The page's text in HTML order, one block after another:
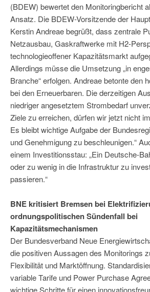
(BDEW) bewertet den Monitoringbericht
Ansatz. Die BDEW-Vorsitzende der
Kerstin Andreae begrüßt, dass zentrale
Netzausbau, Gaskraftwerke mit H2-
technologieoffener Kapazitätsmarkt
Allerdings müsse die Umsetzung „in
Branche“ erfolgen. Andreae betonte den
bei den Erneuerbaren. Die derzeitigen
niedriger angesetztem Strombedarf
Ziele zu erreichen, dürfen wir jetzt nicht
Es bleibt wichtige Aufgabe der
und Genehmigung zu beschleunigen.“
einem Investitionsstau: „Ein Deutsche-
oder zu wenig in die Infrastruktur zu
passieren.“
BNE kritisiert Bremsen bei
ordnungspolitischen Sündenfall bei
Kapazitätsmechanismen
Der Bundesverband Neue
die positiven Aussagen des Monitorings
Flexibilität und Marktöffnung.
variable Tarife und Power Purchase
wichtige Schritte für einen